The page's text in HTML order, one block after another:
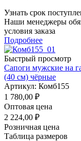
Узнать срок
Наши менеджеры
условия заказа
Подробнее
Быстрый просмотр
Сапоги мужские на
(40 см) чёрные
Артикул: Комб155
1 780,00 ₽
Оптовая цена
2 224,00 ₽
Розничная цена
Таблица размеров